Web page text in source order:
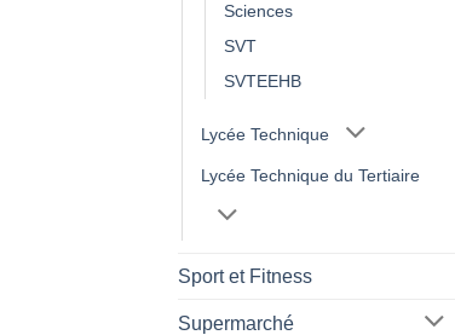
Sciences
SVT
SVTEEHB
Lycée Technique
Lycée Technique du Tertiaire
Sport et Fitness
Supermarché